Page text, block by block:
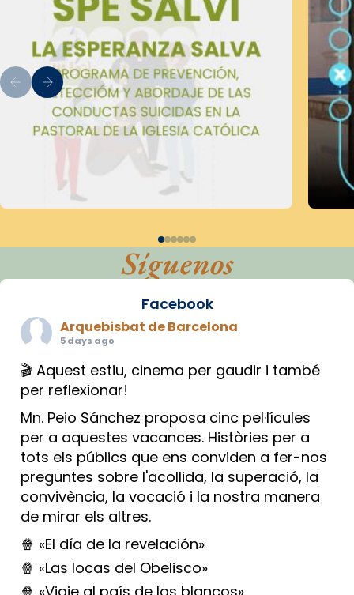
Síguenos
Facebook
Arquebisbat de Barcelona
5 days ago
🎬 Aquest estiu, cinema per gaudir i també
per reflexionar!
Mn. Peio Sánchez proposa cinc pel·lícules
per a aquestes vacances. Històries per a
tots els públics que ens conviden a fer-nos
preguntes sobre l'acollida, la superació, la
convivència, la vocació i la nostra manera
de mirar els altres.
🍿 «El día de la revelación»
🍿 «Las locas del Obelisco»